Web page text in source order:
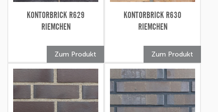
KONTORBRICK R629
RIEMCHEN
Zum Produkt
KONTORBRICK R630
RIEMCHEN
Zum Produkt